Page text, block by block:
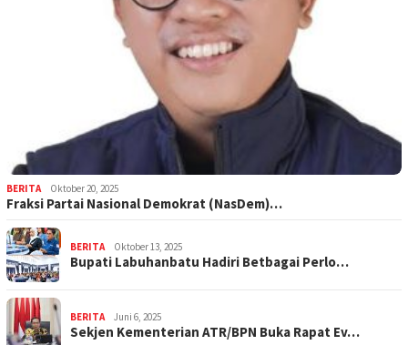
BERITA Oktober 20, 2025
Fraksi Partai Nasional Demokrat (NasDem)…
BERITA Oktober 13, 2025
Bupati Labuhanbatu Hadiri Betbagai Perlo…
BERITA Juni 6, 2025
Sekjen Kementerian ATR/BPN Buka Rapat Ev…